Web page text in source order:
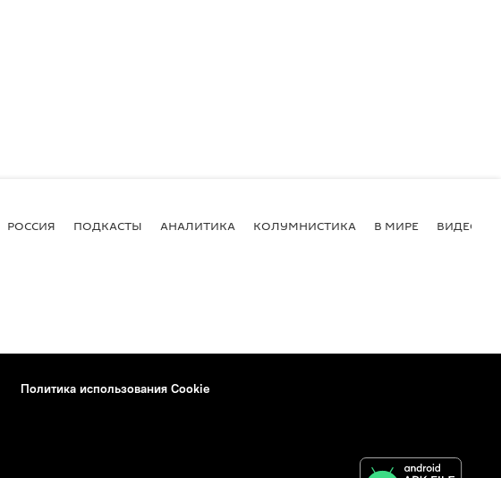
РОССИЯ ПОДКАСТЫ АНАЛИТИКА КОЛУМНИСТИКА В МИРЕ ВИДЕО
Политика использования Cookie